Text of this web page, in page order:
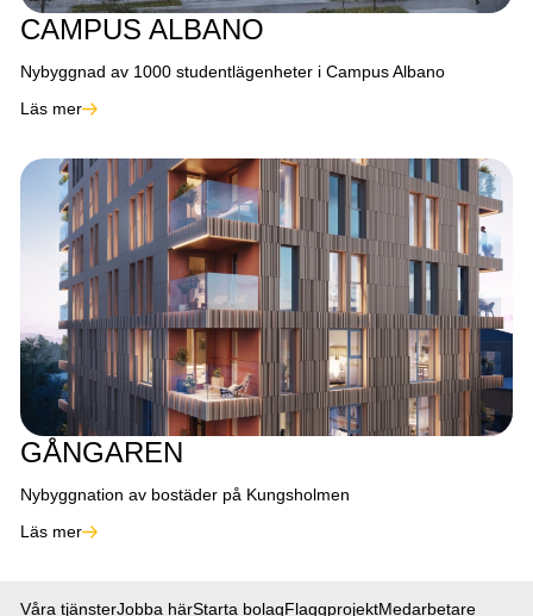
CAMPUS ALBANO
Nybyggnad av 1000 studentlägenheter i Campus Albano
Läs mer
GÅNGAREN
Nybyggnation av bostäder på Kungsholmen
Läs mer
Våra tjänsterJobba härStarta bolagFlaggprojektMedarbetare